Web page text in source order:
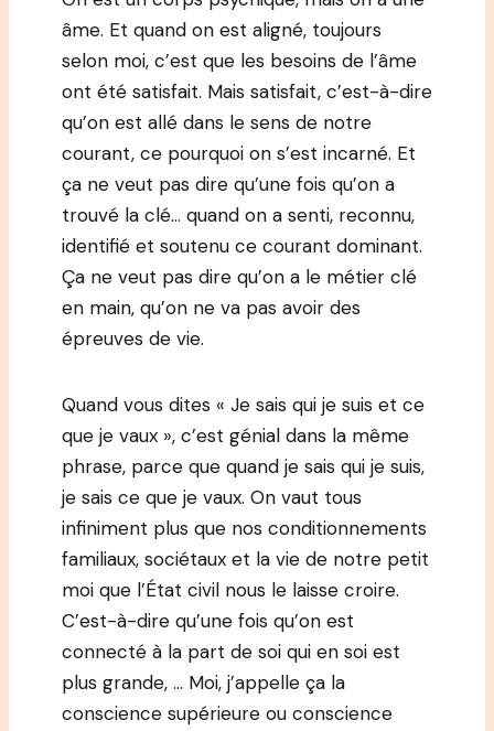
âme. Et quand on est aligné, toujours
selon moi, c’est que les besoins de l’âme
ont été satisfait. Mais satisfait, c’est-à-dire
qu’on est allé dans le sens de notre
courant, ce pourquoi on s’est incarné. Et
ça ne veut pas dire qu’une fois qu’on a
trouvé la clé… quand on a senti, reconnu,
identifié et soutenu ce courant dominant.
Ça ne veut pas dire qu’on a le métier clé
en main, qu’on ne va pas avoir des
épreuves de vie.
Quand vous dites « Je sais qui je suis et ce
que je vaux », c’est génial dans la même
phrase, parce que quand je sais qui je suis,
je sais ce que je vaux. On vaut tous
infiniment plus que nos conditionnements
familiaux, sociétaux et la vie de notre petit
moi que l’État civil nous le laisse croire.
C’est-à-dire qu’une fois qu’on est
connecté à la part de soi qui en soi est
plus grande, … Moi, j’appelle ça la
conscience supérieure ou conscience